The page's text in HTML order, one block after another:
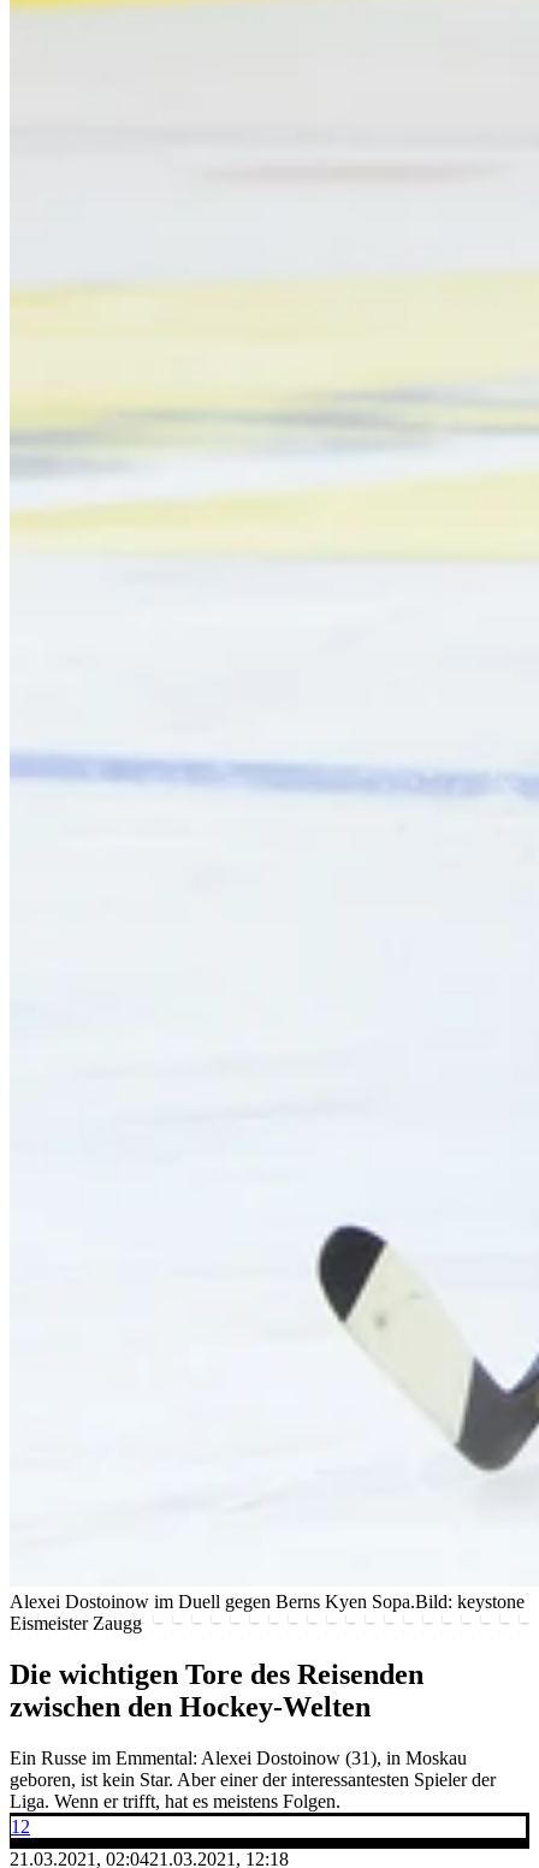
Alexei Dostoinow im Duell gegen Berns Kyen Sopa.Bild: keystone
Eismeister Zaugg
Die wichtigen Tore des Reisenden
zwischen den Hockey-Welten
Ein Russe im Emmental: Alexei Dostoinow (31), in Moskau
geboren, ist kein Star. Aber einer der interessantesten Spieler der
Liga. Wenn er trifft, hat es meistens Folgen.
12
21.03.2021, 02:0421.03.2021, 12:18